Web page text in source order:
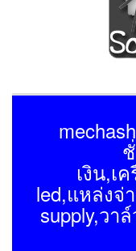
เงิน,เ
led,แหล่งจ่
supply,วา